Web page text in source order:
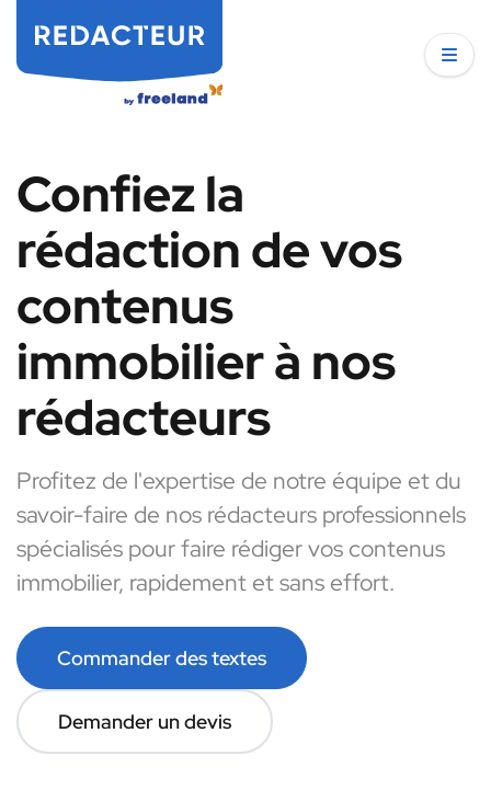
Confiez la
rédaction de vos
contenus
immobilier à nos
rédacteurs
Profitez de l'expertise de notre équipe et du
savoir-faire de nos rédacteurs professionnels
spécialisés pour faire rédiger vos contenus
immobilier, rapidement et sans effort.
Commander des textes
Demander un devis